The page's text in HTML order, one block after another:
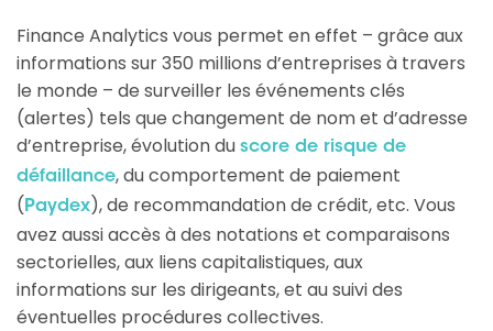
Finance Analytics vous permet en effet – grâce aux
informations sur 350 millions d’entreprises à travers
le monde – de surveiller les événements clés
(alertes) tels que changement de nom et d’adresse
d’entreprise, évolution du score de risque de
défaillance, du comportement de paiement
( Paydex), de recommandation de crédit, etc. Vous
avez aussi accès à des notations et comparaisons
sectorielles, aux liens capitalistiques, aux
informations sur les dirigeants, et au suivi des
éventuelles procédures collectives.